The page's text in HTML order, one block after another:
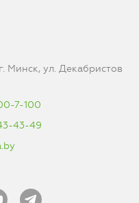
Минск, ул. Декабристов
7-100
43-49